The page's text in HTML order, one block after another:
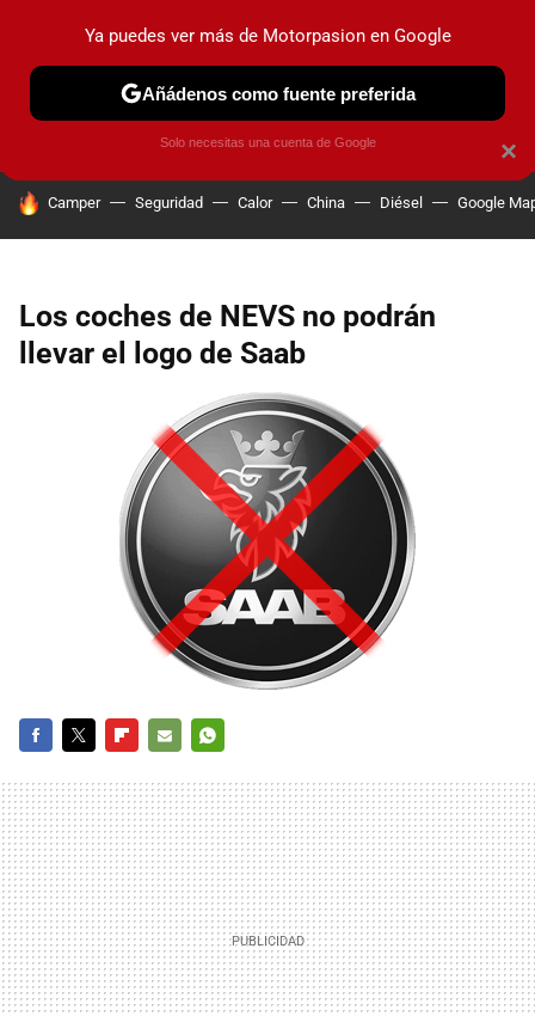
PRUEBAS COCHES ELÉCTRICOS OBSERVATORIO
HOY SE HABLA DE
Camper Seguridad Calor China Diésel Google
Los coches de NEVS no podrán
llevar el logo de Saab
MAIL
×
Ya puedes ver más de Motorpasion en Google
Añádenos como fuente preferida
Solo necesitas una cuenta de Google